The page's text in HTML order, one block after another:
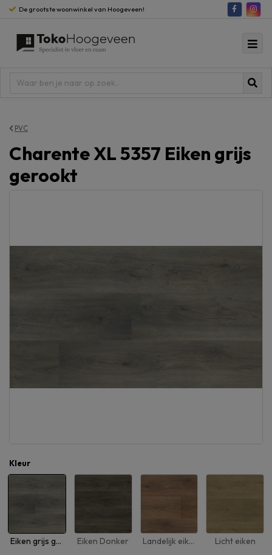
De grootste woonwinkel van Hoogeveen!
PVC
Charente XL 5357 Eiken grijs
gerookt
Kleur
Eiken grijs gerookt Eiken Donker Landelijk eiken Licht eiken